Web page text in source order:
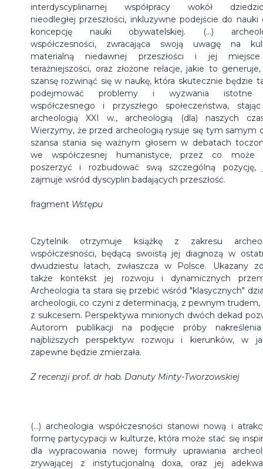
interdyscyplinarnej współpracy wokół
nieodległej przeszłości, inkluzywne podejście do nauki
koncepcję nauki obywatelskiej. (...)
współczesności, zwracająca swoją uwagę na
materialną niedawnej przeszłości i jej
teraźniejszości, oraz złożone relacje, jakie to
szansę rozwinąć się w naukę, która skutecznie będzie
podejmować problemy i wyzwania istotne
współczesnego i przyszłego społeczeństwa,
archeologią XXI w., archeologią (dla) naszych
Wierzymy, że przed archeologią rysuje się tym samym
szansa stania się ważnym głosem w debatach
we współczesnej humanistyce, przez co może
poszerzyć i rozbudować swą szczególną pozycję,
zajmuje wśród dyscyplin badających przeszłość.
fragment Wstępu
Czytelnik otrzymuje książkę z zakresu
współczesności, będącą swoistą jej diagnozą w
dwudziestu latach, zwłaszcza w Polsce. Ukazany
także kontekst jej rozwoju i dynamicznych
Archeologia ta stara się przebić wśród "klasycznych"
archeologii, co czyni z determinacją, z pewnym trudem,
z sukcesem. Perspektywa minionych dwóch dekad
Autorom publikacji na podjęcie próby
najbliższych perspektyw rozwoju i kierunków, w
zapewne będzie zmierzała.
Z recenzji prof. dr hab. Danuty Minty-Tworzowskiej
(...) archeologia współczesności stanowi nową i
formę partycypacji w kulturze, która może stać się
dla wypracowania nowej formuły uprawiania
zrywającej z instytucjonalną doxa, oraz jej